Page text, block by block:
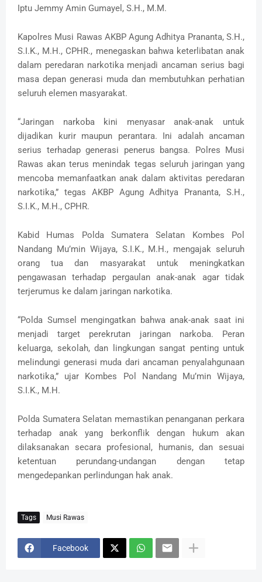
Iptu Jemmy Amin Gumayel, S.H., M.M.
Kapolres Musi Rawas AKBP Agung Adhitya Prananta, S.H.,
S.I.K., M.H., CPHR., menegaskan bahwa keterlibatan anak
dalam peredaran narkotika menjadi ancaman serius bagi
masa depan generasi muda dan membutuhkan perhatian
seluruh elemen masyarakat.
“Jaringan narkoba kini menyasar anak-anak untuk
dijadikan kurir maupun perantara. Ini adalah ancaman
serius terhadap generasi penerus bangsa. Polres Musi
Rawas akan terus menindak tegas seluruh jaringan yang
mencoba memanfaatkan anak dalam aktivitas peredaran
narkotika,” tegas AKBP Agung Adhitya Prananta, S.H.,
S.I.K., M.H., CPHR.
Kabid Humas Polda Sumatera Selatan Kombes Pol
Nandang Mu’min Wijaya, S.I.K., M.H., mengajak seluruh
orang tua dan masyarakat untuk meningkatkan
pengawasan terhadap pergaulan anak-anak agar tidak
terjerumus ke dalam jaringan narkotika.
“Polda Sumsel mengingatkan bahwa anak-anak saat ini
menjadi target perekrutan jaringan narkoba. Peran
keluarga, sekolah, dan lingkungan sangat penting untuk
melindungi generasi muda dari ancaman penyalahgunaan
narkotika,” ujar Kombes Pol Nandang Mu’min Wijaya,
S.I.K., M.H.
Polda Sumatera Selatan memastikan penanganan perkara
terhadap anak yang berkonflik dengan hukum akan
dilaksanakan secara profesional, humanis, dan sesuai
ketentuan perundang-undangan dengan tetap
mengedepankan perlindungan hak anak.
Tags Musi Rawas
Facebook